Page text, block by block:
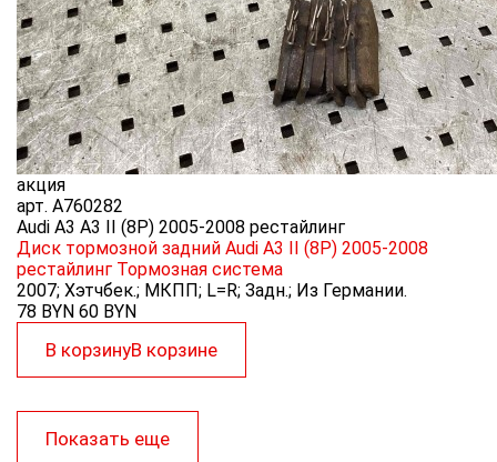
акция
арт. A760282
Audi A3 A3 II (8P) 2005-2008 рестайлинг
Диск тормозной задний Audi A3 II (8P) 2005-2008
рестайлинг Тормозная система
2007; Хэтчбек.; МКПП; L=R; Задн.; Из Германии.
78 BYN 60 BYN
В корзинуВ корзине
Показать еще